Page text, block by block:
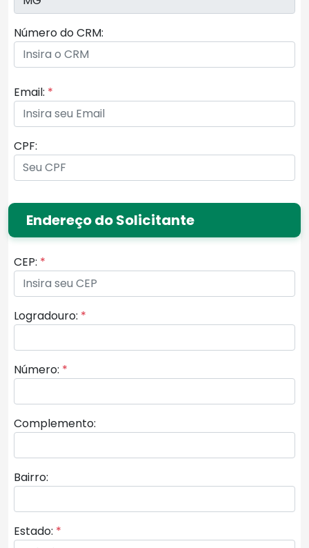
Número do CRM:
Email: *
CPF:
Endereço do Solicitante
CEP: *
Logradouro: *
Número: *
Complemento:
Bairro:
Estado: *